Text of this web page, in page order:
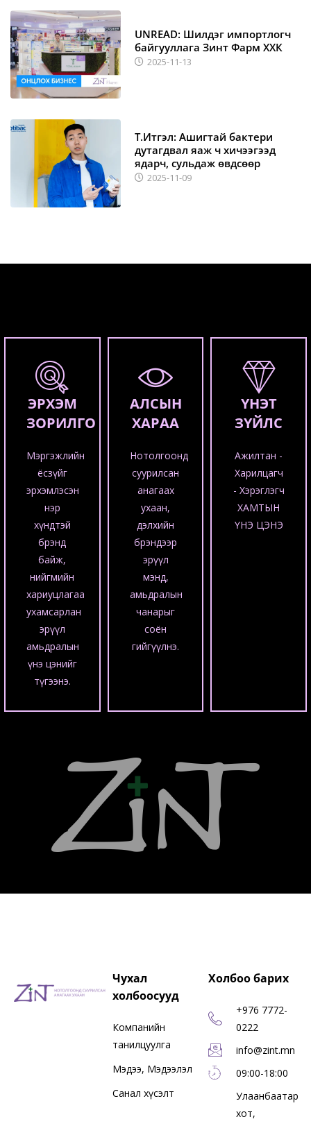
UNREAD: Шилдэг импортлогч
байгууллага Зинт Фарм ХХК
2025-11-13
Т.Итгэл: Ашигтай бактери
дутагдвал яаж ч хичээгээд
ядарч, сульдаж өвдсөөр
2025-11-09
ЭРХЭМ
ЗОРИЛГО
Мэргэжлийн
ёсзүйг
эрхэмлэсэн
нэр
хүндтэй
брэнд
байж,
нийгмийн
хариуцлагаа
ухамсарлан
эрүүл
амьдралын
үнэ цэнийг
түгээнэ.
АЛСЫН
ХАРАА
Нотолгоонд
суурилсан
анагаах
ухаан,
дэлхийн
брэндээр
эрүүл
мэнд,
амьдралын
чанарыг
соён
гийгүүлнэ.
ҮНЭТ
ЗҮЙЛС
Ажилтан -
Харилцагч
- Хэрэглэгч
ХАМТЫН
ҮНЭ ЦЭНЭ
Чухал
холбоосууд
Компанийн
танилцуулга
Мэдээ, Мэдээлэл
Санал хүсэлт
Холбоо барих
+976 7772-
0222
info@zint.mn
09:00-18:00
Улаанбаатар
хот,